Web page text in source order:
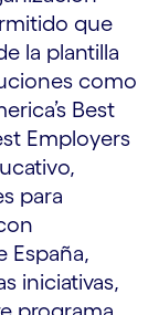
que
la plantilla
como
Best
Employers
para
España,
iniciativas,